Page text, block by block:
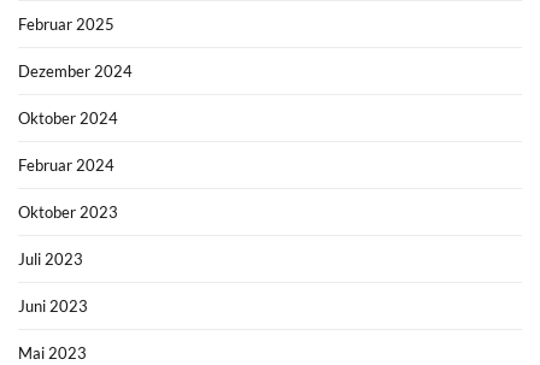
Februar 2025
Dezember 2024
Oktober 2024
Februar 2024
Oktober 2023
Juli 2023
Juni 2023
Mai 2023